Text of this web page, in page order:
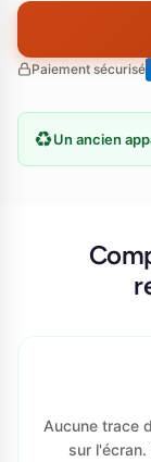
♻️Un ancien
Paiement sécurisé
Aucune trace
sur l'écran.